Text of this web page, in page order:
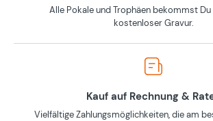
Alle Pokale und Trophäen bekommst
kostenloser Gravur.
Kauf auf Rechnung &
Vielfältige Zahlungsmöglichkeiten, die am